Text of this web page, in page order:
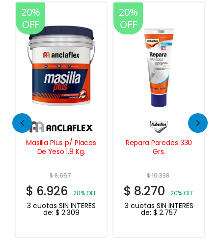
Plus p/ Placas
1,8 Kg.
20% OFF
SIN INTERES
OFF
Repara Paredes 330
$8.270 20% OFF
3 cuotas SIN INTERES
Masilla
$